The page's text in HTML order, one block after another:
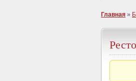
Главная »